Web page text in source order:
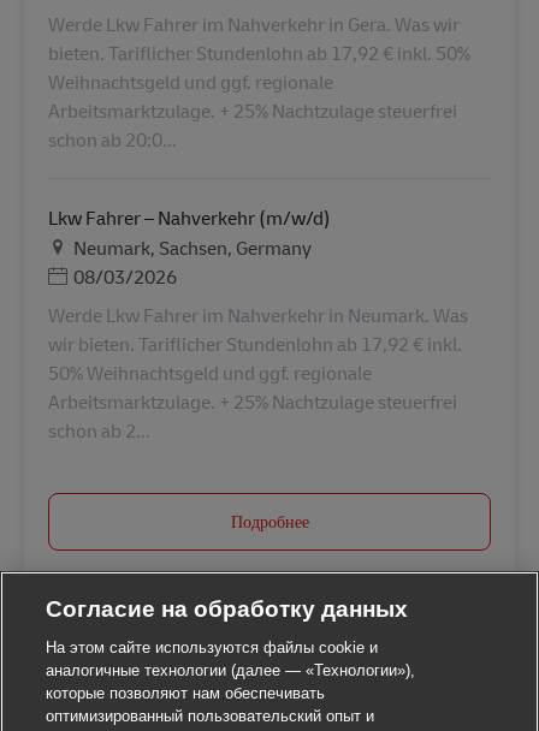
Werde Lkw Fahrer im Nahverkehr in Gera. Was wir
bieten. Tariflicher Stundenlohn ab 17,92 € inkl. 50%
Weihnachtsgeld und ggf. regionale
Arbeitsmarktzulage. + 25% Nachtzulage steuerfrei
schon ab 20:0...
Lkw Fahrer – Nahverkehr (m/w/d)
Местоположение
Neumark, Sachsen, Germany
Дата публикации
08/03/2026
Werde Lkw Fahrer im Nahverkehr in Neumark. Was
wir bieten. Tariflicher Stundenlohn ab 17,92 € inkl.
50% Weihnachtsgeld und ggf. regionale
Arbeitsmarktzulage. + 25% Nachtzulage steuerfrei
schon ab 2...
Подробнее
Согласие на обработку данных
На этом сайте используются файлы cookie и
аналогичные технологии (далее — «Технологии»),
которые позволяют нам обеспечивать
оптимизированный пользовательский опыт и